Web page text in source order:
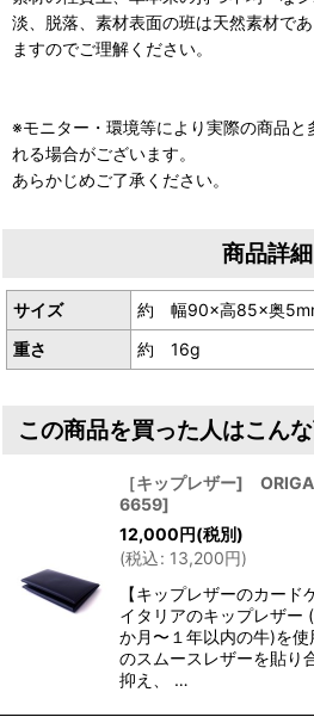
淡、脱落、素材表面の班は天然素材で
ますのでご理解ください。
※モニター・環境等により実際の商品と
れる場合がございます。
あらかじめご了承ください。
商品詳細
サイズ
約 幅90×高85×奥
重さ
約 16g
この商品を買った人はこん
［キップレザー]
6659]
12,000円(税別)
(税込: 13,200円)
【キップレザーのカー
イタリアのキップレザー
か月〜１年以内の牛)を
のスムースレザーを貼り
抑え、 …